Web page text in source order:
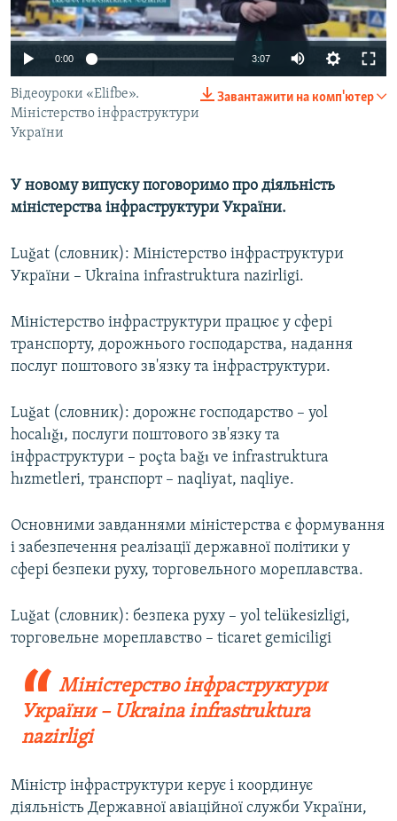
УКРАЇНСЬКА ПРОБЛЕМА КРИМУ
ІНФОГРАФІКА
ДОЛУЧАЙСЯ!
Усі сайти RFE/RL
0:00 3:07
Завантажити на комп'ютер
Відеоуроки «Elifbе».
Міністерство інфраструктури
України
У новому випуску поговоримо про діяльність
міністерства інфраструктури України.
Luğat (словник): Міністерство інфраструктури
України – Ukraina infrastruktura nazirligi.
Міністерство інфраструктури працює у сфері
транспорту, дорожнього господарства, надання
послуг поштового зв'язку та інфраструктури.
Luğat (словник): дорожнє господарство – yol
hocalığı, послуги поштового зв'язку та
інфраструктури – poçta bağı ve infrastruktura
hızmetleri, транспорт – naqliyat, naqliye.
Основними завданнями міністерства є формування
і забезпечення реалізації державної політики у
сфері безпеки руху, торговельного мореплавства.
Luğat (словник): безпека руху – уol telükesizligi,
торговельне мореплавство – ticaret gemiciligi
Міністерство інфраструктури
України – Ukraina infrastruktura
nazirligi
Міністр інфраструктури керує і координує
діяльність Державної авіаційної служби України,